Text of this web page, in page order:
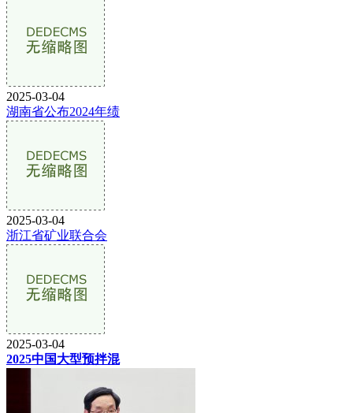
2025-03-04
湖南省公布2024年绩
2025-03-04
浙江省矿业联合会
2025-03-04
2025中国大型预拌混